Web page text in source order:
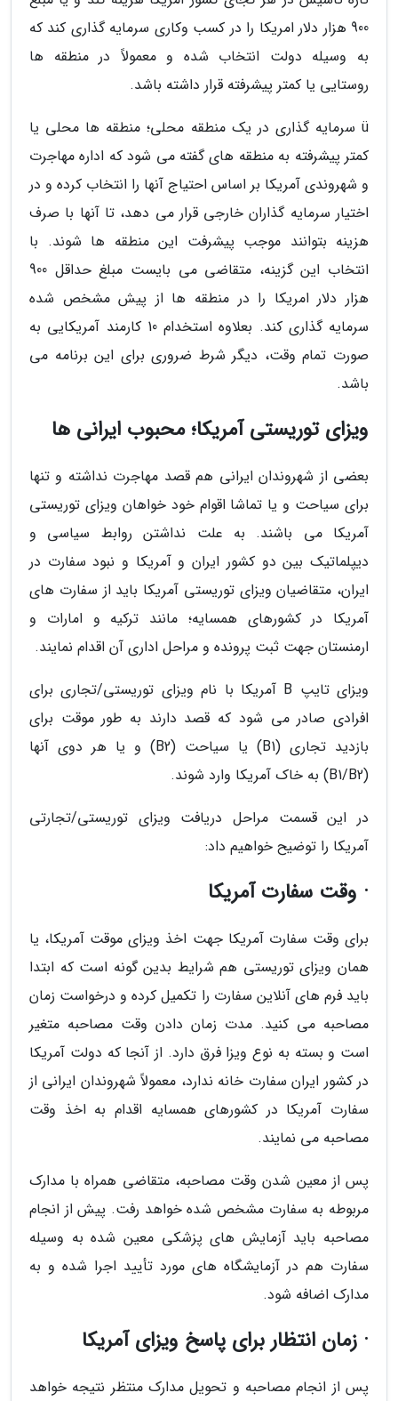
900 هزار دلار امریکا را در کسب وکاری سرمایه گذاری کند که
به وسیله دولت انتخاب شده و معمولاً در منطقه ها
روستایی یا کمتر پیشرفته قرار داشته باشد.
ü سرمایه گذاری در یک منطقه محلی؛ منطقه ها محلی یا
کمتر پیشرفته به منطقه های گفته می شود که اداره مهاجرت
و شهروندی آمریکا بر اساس احتیاج آنها را انتخاب کرده و در
اختیار سرمایه گذاران خارجی قرار می دهد، تا آنها با صرف
هزینه بتوانند موجب پیشرفت این منطقه ها شوند. با
انتخاب این گزینه، متقاضی می بایست مبلغ حداقل 900
هزار دلار امریکا را در منطقه ها از پیش مشخص شده
سرمایه گذاری کند. بعلاوه استخدام 10 کارمند آمریکایی به
صورت تمام وقت، دیگر شرط ضروری برای این برنامه می
باشد.
ویزای توریستی آمریکا؛ محبوب ایرانی ها
بعضی از شهروندان ایرانی هم قصد مهاجرت نداشته و تنها
برای سیاحت و یا تماشا اقوام خود خواهان ویزای توریستی
آمریکا می باشند. به علت نداشتن روابط سیاسی و
دیپلماتیک بین دو کشور ایران و آمریکا و نبود سفارت در
ایران، متقاضیان ویزای توریستی آمریکا باید از سفارت های
آمریکا در کشورهای همسایه؛ مانند ترکیه و امارات و
ارمنستان جهت ثبت پرونده و مراحل اداری آن اقدام نمایند.
ویزای تایپ B آمریکا با نام ویزای توریستی/تجاری برای
افرادی صادر می شود که قصد دارند به طور موقت برای
بازدید تجاری (B1) یا سیاحت (B2) و یا هر دوی آنها
(B1/B2) به خاک آمریکا وارد شوند.
در این قسمت مراحل دریافت ویزای توریستی/تجارتی
آمریکا را توضیح خواهیم داد:
· وقت سفارت آمریکا
برای وقت سفارت آمریکا جهت اخذ ویزای موقت آمریکا، یا
همان ویزای توریستی هم شرایط بدین گونه است که ابتدا
باید فرم های آنلاین سفارت را تکمیل کرده و درخواست زمان
مصاحبه می کنید. مدت زمان دادن وقت مصاحبه متغیر
است و بسته به نوع ویزا فرق دارد. از آنجا که دولت آمریکا
در کشور ایران سفارت خانه ندارد، معمولاً شهروندان ایرانی از
سفارت آمریکا در کشورهای همسایه اقدام به اخذ وقت
مصاحبه می نمایند.
پس از معین شدن وقت مصاحبه، متقاضی همراه با مدارک
مربوطه به سفارت مشخص شده خواهد رفت. پیش از انجام
مصاحبه باید آزمایش های پزشکی معین شده به وسیله
سفارت هم در آزمایشگاه های مورد تأیید اجرا شده و به
مدارک اضافه شود.
· زمان انتظار برای پاسخ ویزای آمریکا
پس از انجام مصاحبه و تحویل مدارک منتظر نتیجه خواهد